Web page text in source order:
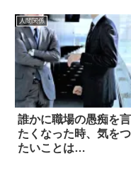
人間関係
誰かに職場の愚痴を
たくなった時、気を
たいことは…